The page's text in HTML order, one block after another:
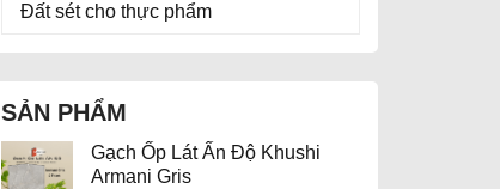
Đất sét cho thực phẩm
SẢN PHẨM
Gạch Ốp Lát Ấn Độ Khushi
Armani Gris